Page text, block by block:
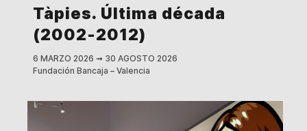
Tàpies. Última década
(2002-2012)
6 MARZO 2026 ➟ 30 AGOSTO 2026
Fundación Bancaja – Valencia